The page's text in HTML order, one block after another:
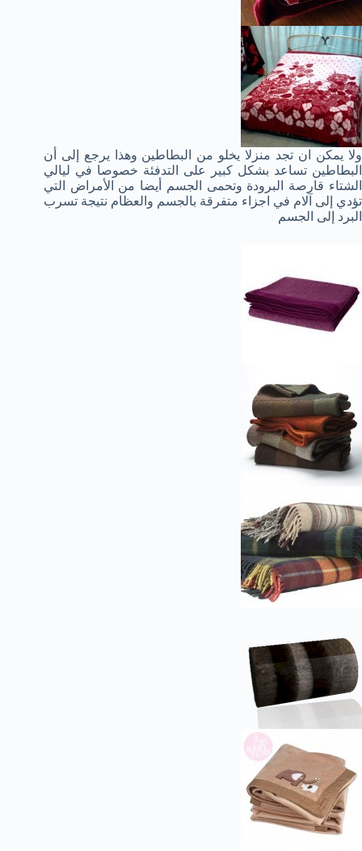
ولا يمكن ان تجد منزلا يخلو من البطاطين وهذا يرجع إلى أن
البطاطين تساعد بشكل كبير على التدفئة خصوصا في ليالي
الشتاء قارصة البرودة وتحمى الجسم أيضا من الأمراض التي
تؤدي إلى آلام في اجزاء متفرقة بالجسم والعظام نتيجة تسرب
البرد إلى الجسم